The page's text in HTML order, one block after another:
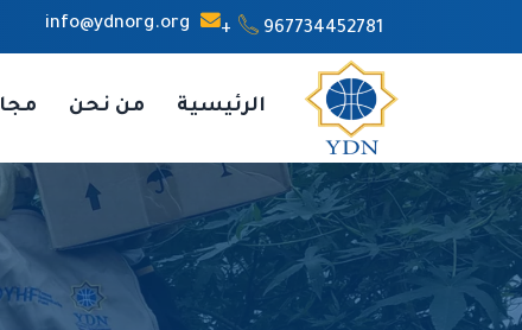
967734452781+
info@ydnorg.org
الرئيسية من نحن